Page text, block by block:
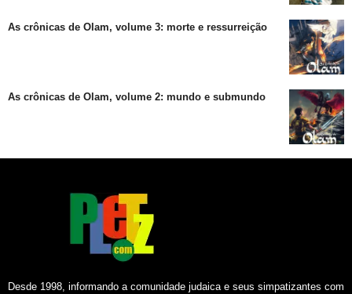
As crônicas de Olam, volume 3: morte e ressurreição
As crônicas de Olam, volume 2: mundo e submundo
Desde 1998, informando a comunidade judaica e seus simpatizantes com